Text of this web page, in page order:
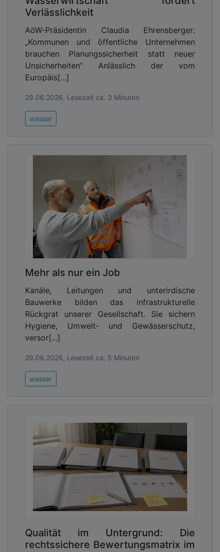
Verlässlichkeit
AöW-Präsidentin Claudia Ehrensberger:
„Kommunen und öffentliche Unternehmen
brauchen Planungssicherheit statt neuer
Unsicherheiten“ Anlässlich der vom
Europäis[...]
29.06.2026, Lesezeit ca. 3 Minuten
wasser
Mehr als nur ein Job
Kanäle, Leitungen und unterirdische
Bauwerke bilden das infrastrukturelle
Rückgrat unserer Gesellschaft. Sie sichern
Hygiene, Umwelt- und Gewässerschutz,
versor[...]
29.06.2026, Lesezeit ca. 5 Minuten
wasser
Qualität im Untergrund: Die
rechtssichere Bewertungsmatrix im